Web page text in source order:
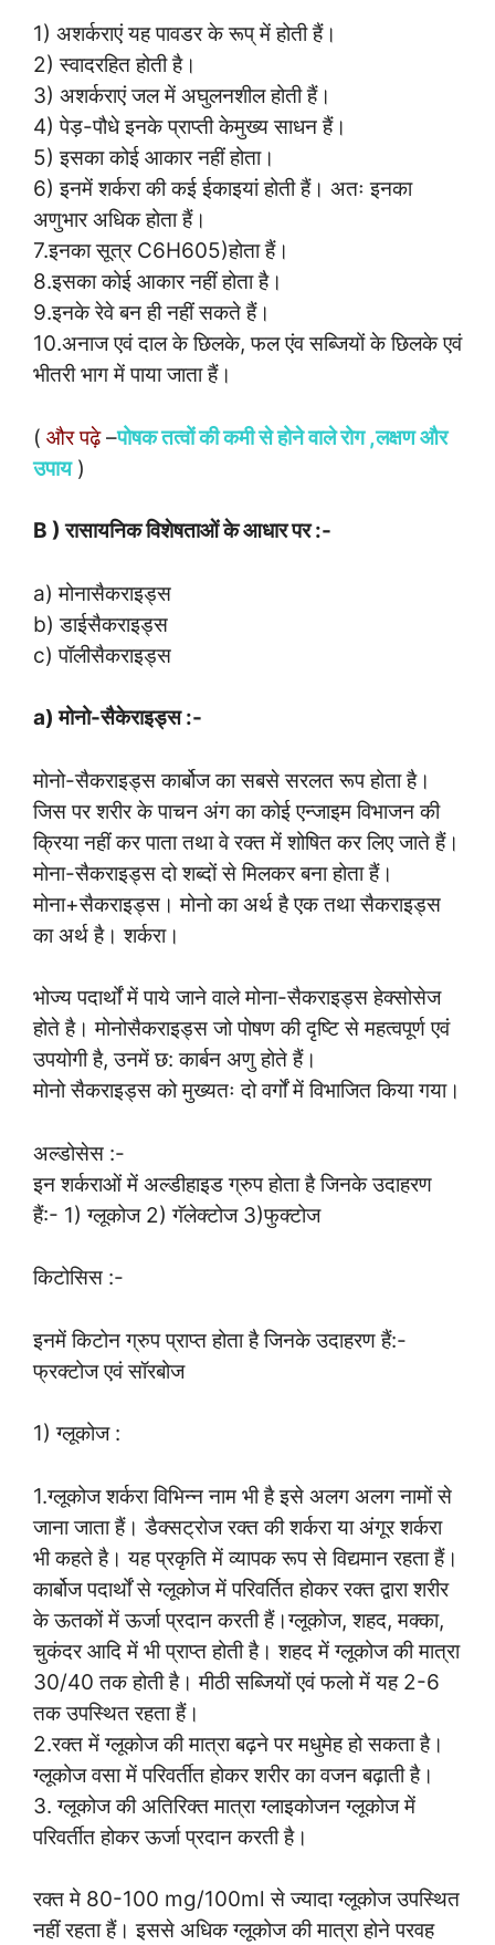
1) अशर्कराएं यह पावडर के रूप् में होती हैं।
2) स्वादरहित होती है।
3) अशर्कराएं जल में अघुलनशील होती हैं।
4) पेड़-पौधे इनके प्राप्ती केमुख्य साधन हैं।
5) इसका कोई आकार नहीं होता।
6) इनमें शर्करा की कई ईकाइयां होती हैं। अतः इनका
अणुभार अधिक होता हैं।
7.इनका सूत्र C6H605)होता हैं।
8.इसका कोई आकार नहीं होता है।
9.इनके रेवे बन ही नहीं सकते हैं।
10.अनाज एवं दाल के छिलके, फल एंव सब्जियों के छिलके एवं
भीतरी भाग में पाया जाता हैं।
( और पढ़े–पोषक तत्वों की कमी से होने वाले रोग ,लक्षण और
उपाय)
B ) रासायनिक विशेषताओं के आधार पर :-
a) मोनासैकराइड्स
b) डाईसैकराइड्स
c) पॉलीसैकराइड्स
a) मोनो-सैकेराइड्स :-
मोनो-सैकराइड्स कार्बोज का सबसे सरलत रूप होता है।
जिस पर शरीर के पाचन अंग का कोई एन्जाइम विभाजन की
क्रिया नहीं कर पाता तथा वे रक्त में शोषित कर लिए जाते हैं।
मोना-सैकराइड्स दो शब्दों से मिलकर बना होता हैं।
मोना+सैकराइड्स। मोनो का अर्थ है एक तथा सैकराइड्स
का अर्थ है। शर्करा।
भोज्य पदार्थों में पाये जाने वाले मोना-सैकराइड्स हेक्सोसेज
होते है। मोनोसैकराइड्स जो पोषण की दृष्टि से महत्वपूर्ण एवं
उपयोगी है, उनमें छ: कार्बन अणु होते हैं।
मोनो सैकराइड्स को मुख्यतः दो वर्गों में विभाजित किया गया।
अल्डोसेस :-
इन शर्कराओं में अल्डीहाइड ग्रुप होता है जिनके उदाहरण
हैं:- 1) ग्लूकोज 2) गॅलेक्टोज 3)फुक्टोज
किटोसिस :-
इनमें किटोन ग्रुप प्राप्त होता है जिनके उदाहरण हैं:-
फ्रक्टोज एवं सॉरबोज
1) ग्लूकोज :
1.ग्लूकोज शर्करा विभिन्न नाम भी है इसे अलग अलग नामों से
जाना जाता हैं। डैक्सट्रोज रक्त की शर्करा या अंगूर शर्करा
भी कहते है। यह प्रकृति में व्यापक रूप से विद्यमान रहता हैं।
कार्बोज पदार्थों से ग्लूकोज में परिवर्तित होकर रक्त द्वारा शरीर
के ऊतकों में ऊर्जा प्रदान करती हैं।ग्लूकोज, शहद, मक्का,
चुकंदर आदि में भी प्राप्त होती है। शहद में ग्लूकोज की मात्रा
30/40 तक होती है। मीठी सब्जियों एवं फलो में यह 2-6
तक उपस्थित रहता हैं।
2.रक्त में ग्लूकोज की मात्रा बढ़ने पर मधुमेह हो सकता है।
ग्लूकोज वसा में परिवर्तीत होकर शरीर का वजन बढ़ाती है।
3. ग्लूकोज की अतिरिक्त मात्रा ग्लाइकोजन ग्लूकोज में
परिवर्तीत होकर ऊर्जा प्रदान करती है।
रक्त मे 80-100 mg/100ml से ज्यादा ग्लूकोज उपस्थित
नहीं रहता हैं। इससे अधिक ग्लूकोज की मात्रा होने परवह